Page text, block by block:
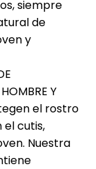
siempre
de
y
Y
el rostro
el cutis,
Nuestra